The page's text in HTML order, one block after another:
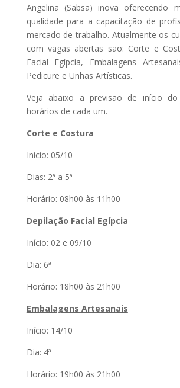
Angelina (Sabsa) inova oferecendo
qualidade para a capacitação de
mercado de trabalho. Atualmente os
com vagas abertas são: Corte e
Facial Egípcia, Embalagens
Pedicure e Unhas Artísticas.
Veja abaixo a previsão de início
horários de cada um.
Corte e Costura
Início: 05/10
Dias: 2ª a 5ª
Horário: 08h00 às 11h00
Depilação Facial Egípcia
Início: 02 e 09/10
Dia: 6ª
Horário: 18h00 às 21h00
Embalagens Artesanais
Início: 14/10
Dia: 4ª
Horário: 19h00 às 21h00